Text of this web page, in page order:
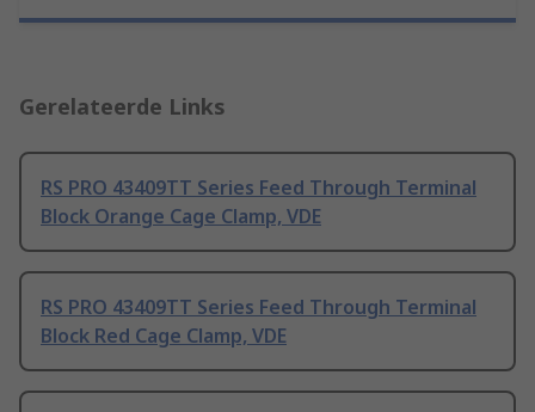
Gerelateerde Links
RS PRO 43409TT Series Feed Through Terminal
Block Orange Cage Clamp, VDE
RS PRO 43409TT Series Feed Through Terminal
Block Red Cage Clamp, VDE